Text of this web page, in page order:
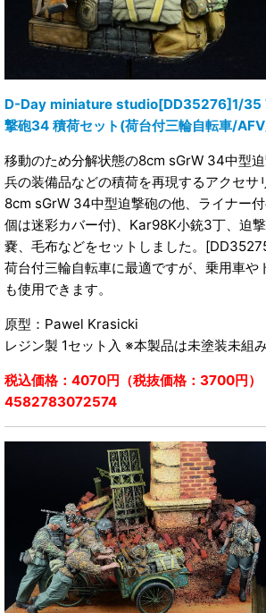
D-Day miniature studio[DD35276]1/35
撃砲34 積荷セット(荷台付三輪自転車/
移動のため分解状態の8cm sGrW 34中型
兵の装備品などの積荷を再現するアクセサ
8cm sGrW 34中型迫撃砲の他、ライナー
個は迷彩カバー付)、Kar98K小銃3丁、迫
嚢、毛布などをセットしました。
荷台付三輪自転車に最適ですが、乗用車や
も使用できます。
原型：Pawel Krasicki
レジン製 1セット入 ※本製品は未塗装未組み
税込価格：4070円（税抜価格：3700円
4582783072574